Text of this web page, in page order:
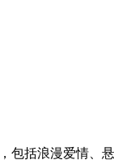
括浪漫爱情